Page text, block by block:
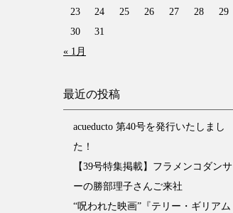
« 1月
23
24 25 26 27 28
29
30
31
最近の投稿
acueducto 第40号を発行いたしまし
た！
【39号特集掲載】フラメンコダンサ
ーの勝部理子さんご来社
“呪われた映画”『テリー・ギリアム